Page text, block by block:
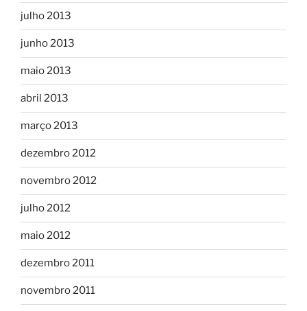
julho 2013
junho 2013
maio 2013
abril 2013
março 2013
dezembro 2012
novembro 2012
julho 2012
maio 2012
dezembro 2011
novembro 2011